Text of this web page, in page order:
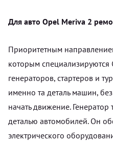
Для авто Opel Meriva 2
Приоритетным
которым
генераторов, стартеров и
именно та деталь машин,
начать движение.
деталью автомобилей. Он
электрического